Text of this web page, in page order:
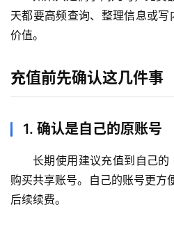
天都要高频查询、整理信息或
价值。
充值前先确认这几件事
1. 确认是自己的原账号
长期使用建议充值到自己
购买共享账号。自己的账号更方
后续续费。